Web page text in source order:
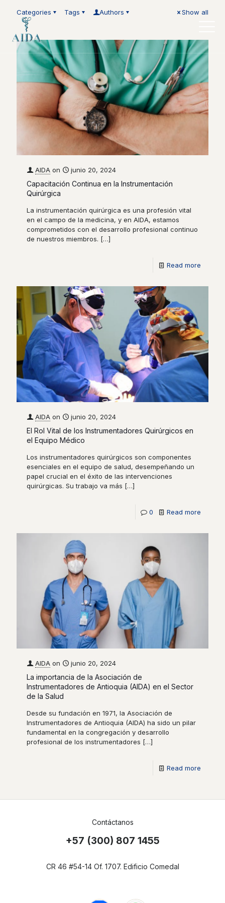
Categories Tags Authors Show all
AIDA on junio 20, 2024
Capacitación Continua en la Instrumentación
Quirúrgica
La instrumentación quirúrgica es una profesión vital
en el campo de la medicina, y en AIDA, estamos
comprometidos con el desarrollo profesional continuo
de nuestros miembros. […]
Read more
AIDA on junio 20, 2024
El Rol Vital de los Instrumentadores Quirúrgicos en
el Equipo Médico
Los instrumentadores quirúrgicos son componentes
esenciales en el equipo de salud, desempeñando un
papel crucial en el éxito de las intervenciones
quirúrgicas. Su trabajo va más […]
0 Read more
AIDA on junio 20, 2024
La importancia de la Asociación de
Instrumentadores de Antioquia (AIDA) en el Sector
de la Salud
Desde su fundación en 1971, la Asociación de
Instrumentadores de Antioquia (AIDA) ha sido un pilar
fundamental en la congregación y desarrollo
profesional de los instrumentadores […]
Read more
Contáctanos
+57 (300) 807 1455
CR 46 #54-14 Of. 1707. Edificio Comedal